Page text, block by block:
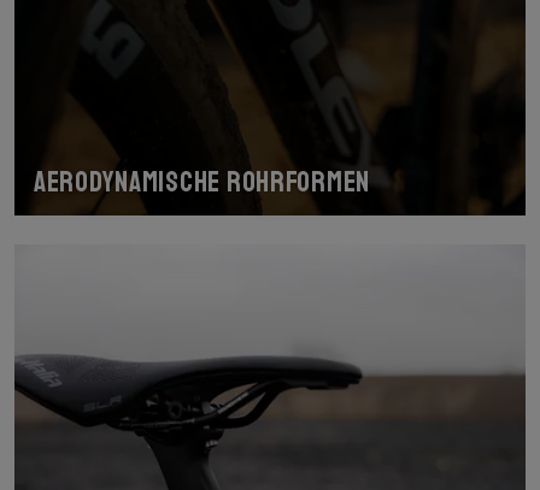
Aerodynamische Rohrformen